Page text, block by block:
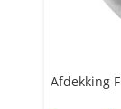
Afdekking